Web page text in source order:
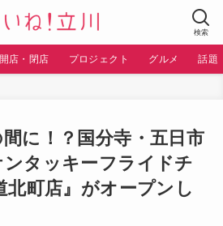
検索
開店・閉店 プロジェクト グルメ 話題
間に！？国分寺・五日市
タッキーフライドチ
北町店』がオープンし